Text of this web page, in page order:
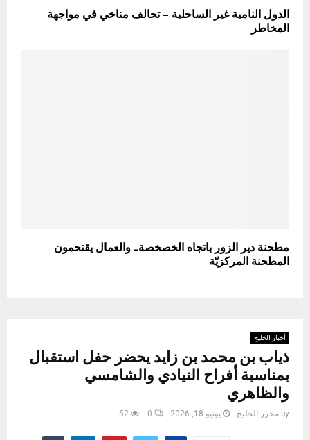
الدول النامية غير الساحلية – تحالف مناخي في مواجهة
المخاطر
مطحنة دير الزور باتجاه الخصخصة.. والعمال يقتحمون
المطحنة المركزيّة
أخبار الخليج
ذياب بن محمد بن زايد يحضر حفل استقبال
بمناسبة أفراح النيادي والشامسي
والظاهري
by محرر الخليج يونيو 18, 2026 0
52